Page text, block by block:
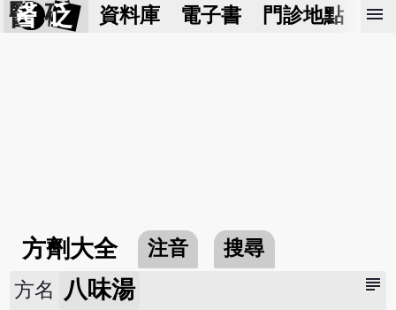
醫 砭 資料庫 電子書 門診地點 預
menu
方劑大全 注音 搜尋
subject
方名 八味湯